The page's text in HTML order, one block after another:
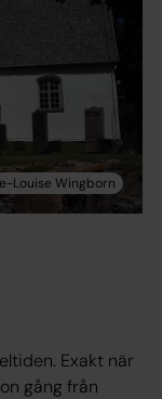
Exakt när
gång från